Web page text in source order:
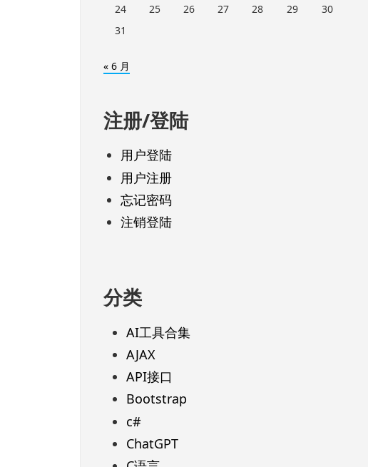
24
25 26 27 28 29
30
31
« 6 月
注册/登陆
用户登陆
用户注册
忘记密码
注销登陆
分类
AI工具合集
AJAX
API接口
Bootstrap
c#
ChatGPT